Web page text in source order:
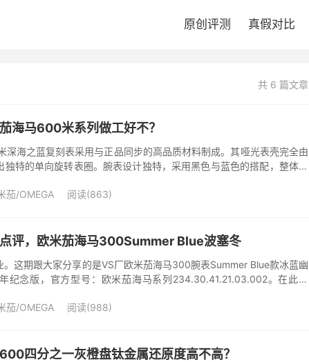
原创评测 真假对比
共 6 篇文章
海马600米系列做工好不？
深海之蓝复刻表采用与正品同步的高品质材料制成。其哑光表壳完全由
独特的单向旋转表圈。腕表设计独特，采用黑色与蓝色的搭配，整体展
茄/OMEGA 阅读(863)
评，欧米茄海马300Summer Blue波塞冬
。这期跟大家分享的是VS厂欧米茄海马300腕表Summer Blue款冰蓝幽
纪念版，官方型号：欧米茄海马系列234.30.41.21.03.002。在此之
茄/OMEGA 阅读(988)
四分之一灰橙盘钛金属还原度高不高？